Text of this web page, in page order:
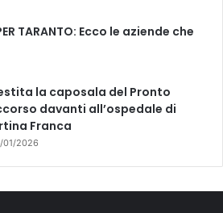
TARANTO: Ecco le aziende che
la caposala del Pronto
davanti all’ospedale di
Franca
01/2026